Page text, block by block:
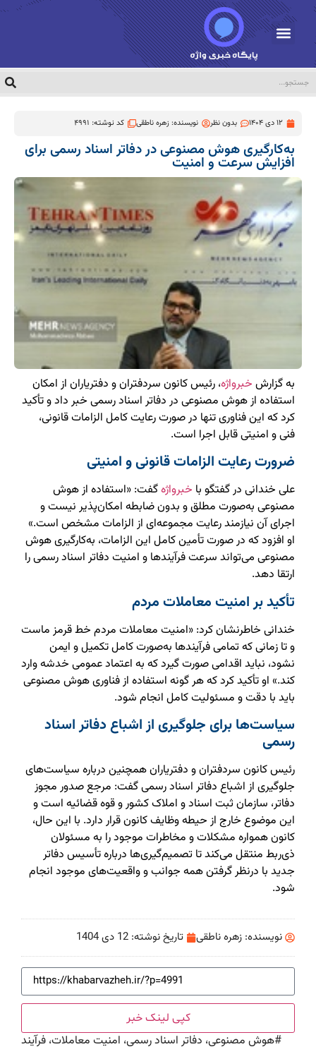
12 دی 1404 بدون نظر نویسنده:زهره ناطقی کد نوشته: 4991
به‌کارگیری هوش مصنوعی در دفاتر اسناد رسمی برای
افزایش سرعت و امنیت
به گزارش خبرواژه، رئیس کانون سردفتران و دفتریاران از امکان
استفاده از هوش مصنوعی در دفاتر اسناد رسمی خبر داد و تأکید
کرد که این فناوری تنها در صورت رعایت کامل الزامات قانونی،
فنی و امنیتی قابل اجرا است.
ضرورت رعایت الزامات قانونی و امنیتی
علی خندانی در گفتگو با خبرواژهگفت: «استفاده از هوش
مصنوعی به‌صورت مطلق و بدون ضابطه امکان‌پذیر نیست و
اجرای آن نیازمند رعایت مجموعه‌ای از الزامات مشخص است.»
او افزود که در صورت تأمین کامل این الزامات، به‌کارگیری هوش
مصنوعی می‌تواند سرعت فرآیندها و امنیت دفاتر اسناد رسمی را
ارتقا دهد.
تأکید بر امنیت معاملات مردم
خندانی خاطرنشان کرد: «امنیت معاملات مردم خط قرمز ماست
و تا زمانی که تمامی فرآیندها به‌صورت کامل تکمیل و ایمن
نشود، نباید اقدامی صورت گیرد که به اعتماد عمومی خدشه وارد
کند.» او تأکید کرد که هر گونه استفاده از فناوری هوش مصنوعی
باید با دقت و مسئولیت کامل انجام شود.
سیاست‌ها برای جلوگیری از اشباع دفاتر اسناد
رسمی
رئیس کانون سردفتران و دفتریاران همچنین درباره سیاست‌های
جلوگیری از اشباع دفاتر اسناد رسمی گفت: مرجع صدور مجوز
دفاتر، سازمان ثبت اسناد و املاک کشور و قوه قضائیه است و
این موضوع خارج از حیطه وظایف کانون قرار دارد. با این حال،
کانون همواره مشکلات و مخاطرات موجود را به مسئولان
ذی‌ربط منتقل می‌کند تا تصمیم‌گیری‌ها درباره تأسیس دفاتر
جدید با درنظر گرفتن همه جوانب و واقعیت‌های موجود انجام
شود.
نویسنده: زهره ناطقی تاریخ نوشته: 12 دی 1404
کپی لینک خبر
#هوش مصنوعی، دفاتر اسناد رسمی، امنیت معاملات، فرآیند